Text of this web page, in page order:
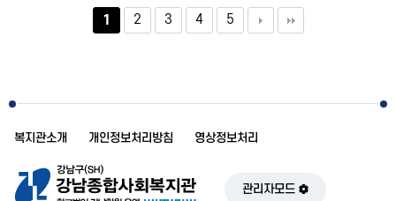
1 2 3 4 5
복지관소개 개인정보처리방침 영상정보처리
관리자모드